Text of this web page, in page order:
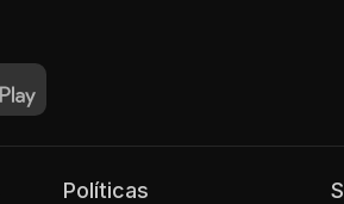
Políticas